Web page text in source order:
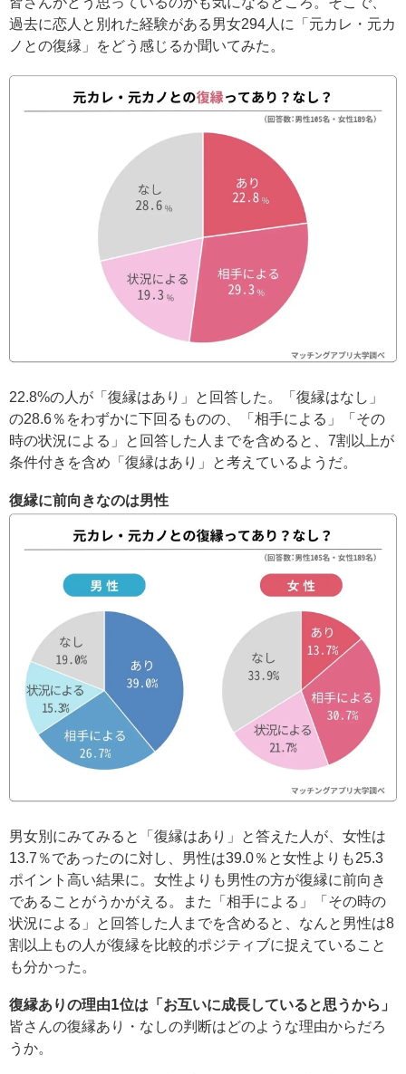
過去に恋人と別れた経験がある男女294人に「元カレ・元カ
ノとの復縁」をどう感じるか聞いてみた。
22.8%の人が「復縁はあり」と回答した。「復縁はなし」
の28.6％をわずかに下回るものの、「相手による」「その
時の状況による」と回答した人までを含めると、7割以上が
条件付きを含め「復縁はあり」と考えているようだ。
復縁に前向きなのは男性
男女別にみてみると「復縁はあり」と答えた人が、女性は
13.7％であったのに対し、男性は39.0％と女性よりも25.3
ポイント高い結果に。女性よりも男性の方が復縁に前向き
であることがうかがえる。また「相手による」「その時の
状況による」と回答した人までを含めると、なんと男性は8
割以上もの人が復縁を比較的ポジティブに捉えていること
も分かった。
復縁ありの理由1位は「お互いに成長していると思うから」
皆さんの復縁あり・なしの判断はどのような理由からだろ
うか。